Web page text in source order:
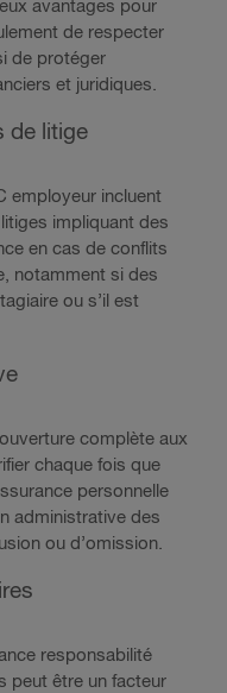
avantages pour
de respecter
de protéger
et juridiques.
de litige
employeur incluent
impliquant des
en cas de conflits
notamment si des
ou s’il est
complète aux
chaque fois que
personnelle
administrative des
ou d’omission.
responsabilité
peut être un facteur